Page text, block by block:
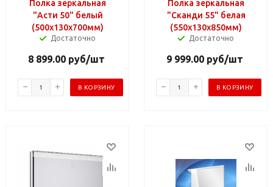
Полка зеркальная
"Асти 50" белый
(500х130х700мм)
Достаточно
8 899.00 руб/шт
В КОРЗИНУ
Полка зеркальная
"Сканди 55" белая
(550х130х850мм)
Достаточно
9 999.00 руб/шт
В КОРЗИНУ